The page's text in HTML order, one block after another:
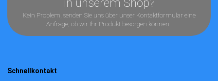
in unserem Shop?
Kein Problem, senden Sie uns über unser Kontaktformular eine
Anfrage, ob wir Ihr Produkt besorgen können.
Schnellkontakt